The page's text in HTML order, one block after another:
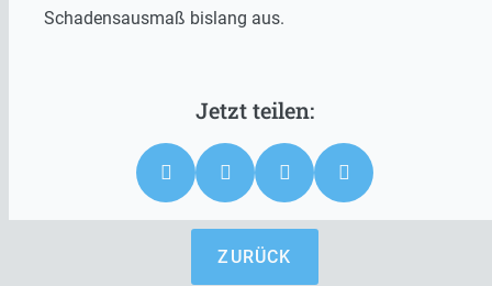
Schadensausmaß bislang aus.
ZURÜCK